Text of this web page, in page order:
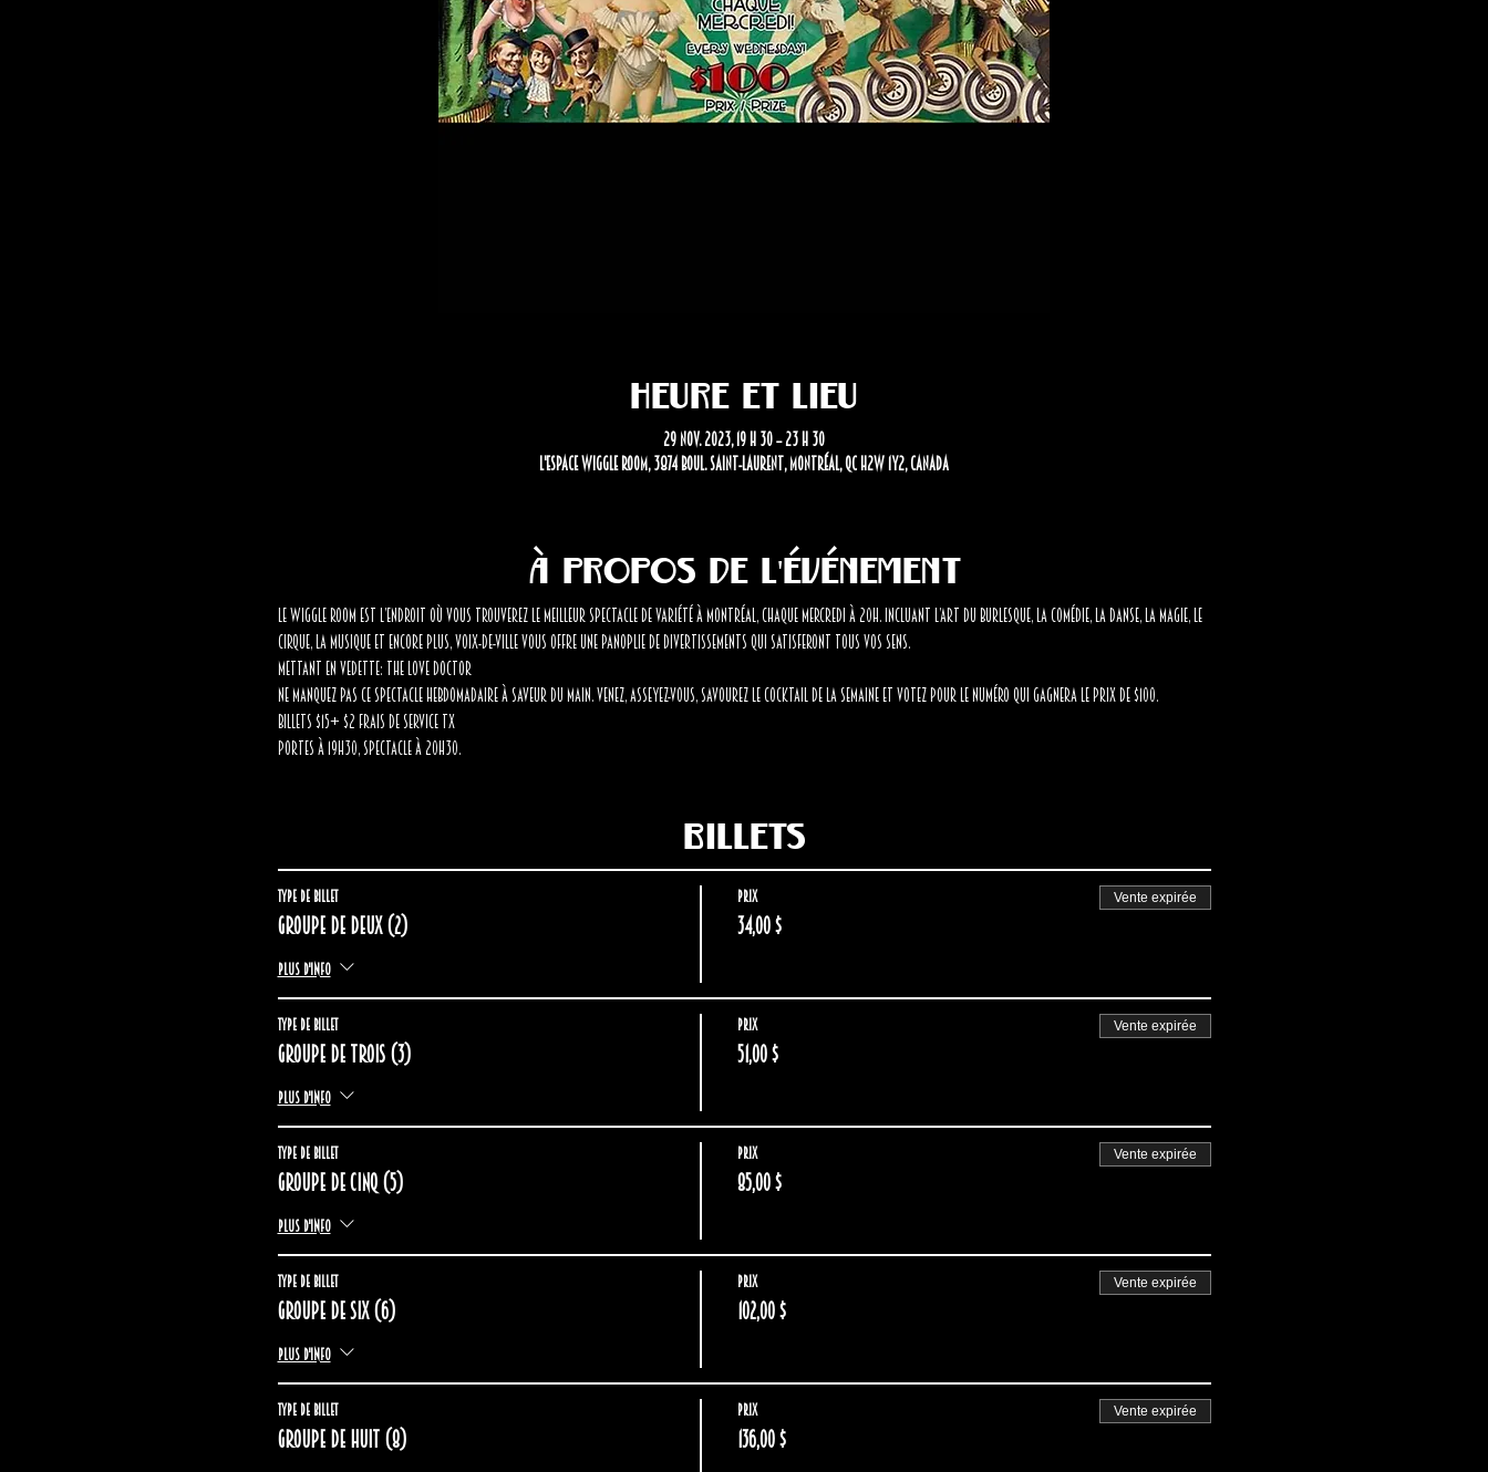
Heure et lieu
29 nov. 2023, 19 h 30 – 23 h 30
L'Espace Wiggle Room, 3874 Boul. Saint-Laurent, Montréal, QC H2W 1Y2, Canada
À propos de l'événement
Le Wiggle Room est l’endroit où vous trouverez LE meilleur spectacle de variété à Montréal, chaque mercredi à 20h. Incluant l’art du burlesque, la comédie, la danse, la magie, le
cirque, la musique et encore plus, Voix-de-Ville vous offre une panoplie de divertissements qui satisferont tous vos sens.
Mettant en vedette: The Love Doctor
Ne manquez pas ce spectacle hebdomadaire à saveur du Main. Venez, asseyez-vous, savourez le cocktail de la semaine et votez pour le numéro qui gagnera le prix de $100.
Billets $15+ $2 frais de service tx
Portes à 19h30, spectacle à 20h30.
Billets
Type de billet
Groupe de deux (2)
Plus d'info
Prix
34,00 $
Vente expirée
Type de billet
Groupe de trois (3)
Plus d'info
Prix
51,00 $
Vente expirée
Type de billet
Groupe de cinq (5)
Plus d'info
Prix
85,00 $
Vente expirée
Type de billet
Groupe de six (6)
Plus d'info
Prix
102,00 $
Vente expirée
Type de billet
Groupe de huit (8)
Prix
136,00 $
Vente expirée